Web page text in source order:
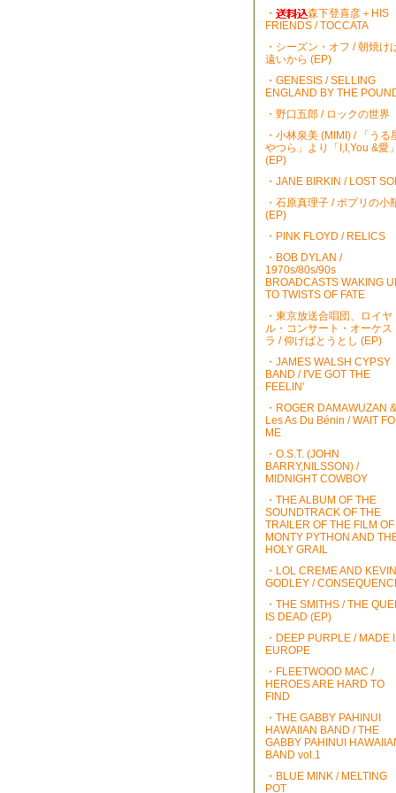
・
森下登喜彦＋HIS
FRIENDS / TOCCATA
・シーズン・オフ / 朝焼け
遠いから (EP)
・GENESIS / SELLING
ENGLAND BY THE
・野口五郎 / ロックの世界
・小林泉美 (MIMI) / 「うる
やつら」より「I,I,You &愛」
(EP)
・JANE BIRKIN / LOST
・石原真理子 / ポプリの小
(EP)
・PINK FLOYD / RELICS
・BOB DYLAN /
1970s/80s/90s
BROADCASTS WAKING
TO TWISTS OF FATE
・東京放送合唱団、ロイヤ
ル・コンサート・オーケス
ラ / 仰げばとうとし (EP)
・JAMES WALSH CYPSY
BAND / I'VE GOT THE
FEELIN'
・ROGER DAMAWUZAN &
Les As Du Bénin / WAIT
ME
・O.S.T. (JOHN
BARRY,NILSSON) /
MIDNIGHT COWBOY
・THE ALBUM OF THE
SOUNDTRACK OF THE
TRAILER OF THE FILM OF
MONTY PYTHON AND
HOLY GRAIL
・LOL CREME AND KEVIN
GODLEY /
・THE SMITHS / THE
IS DEAD (EP)
・DEEP PURPLE / MADE
EUROPE
・FLEETWOOD MAC /
HEROES ARE HARD TO
FIND
・THE GABBY PAHINUI
HAWAIIAN BAND / THE
GABBY PAHINUI
BAND vol.1
・BLUE MINK / MELTING
POT